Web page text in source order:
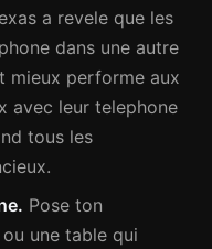
a revele que les
dans une autre
mieux performe aux
avec leur telephone
tous les
Pose ton
une table qui